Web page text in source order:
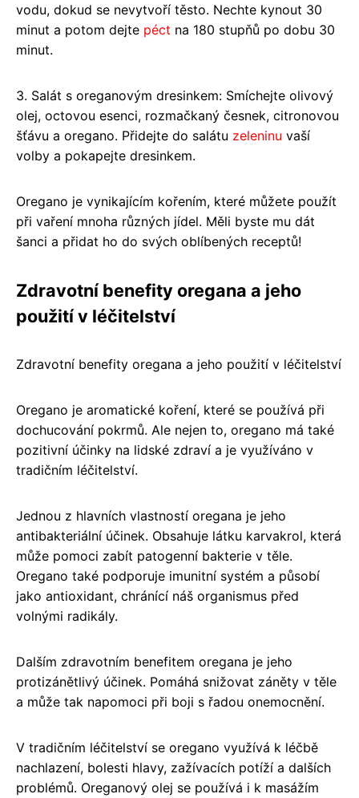
vodu, dokud se nevytvoří těsto. Nechte kynout 30
minut a potom dejte péct na 180 stupňů po dobu 30
minut.
3. Salát s oreganovým dresinkem: Smíchejte olivový
olej, octovou esenci, rozmačkaný česnek, citronovou
šťávu a oregano. Přidejte do salátu zeleninu vaší
volby a pokapejte dresinkem.
Oregano je vynikajícím kořením, které můžete použít
při vaření mnoha různých jídel. Měli byste mu dát
šanci a přidat ho do svých oblíbených receptů!
Zdravotní benefity oregana a jeho
použití v léčitelství
Zdravotní benefity oregana a jeho použití v léčitelství
Oregano je aromatické koření, které se používá při
dochucování pokrmů. Ale nejen to, oregano má také
pozitivní účinky na lidské zdraví a je využíváno v
tradičním léčitelství.
Jednou z hlavních vlastností oregana je jeho
antibakteriální účinek. Obsahuje látku karvakrol, která
může pomoci zabít patogenní bakterie v těle.
Oregano také podporuje imunitní systém a působí
jako antioxidant, chránící náš organismus před
volnými radikály.
Dalším zdravotním benefitem oregana je jeho
protizánětlivý účinek. Pomáhá snižovat záněty v těle
a může tak napomoci při boji s řadou onemocnění.
V tradičním léčitelství se oregano využívá k léčbě
nachlazení, bolesti hlavy, zažívacích potíží a dalších
problémů. Oreganový olej se používá i k masážím